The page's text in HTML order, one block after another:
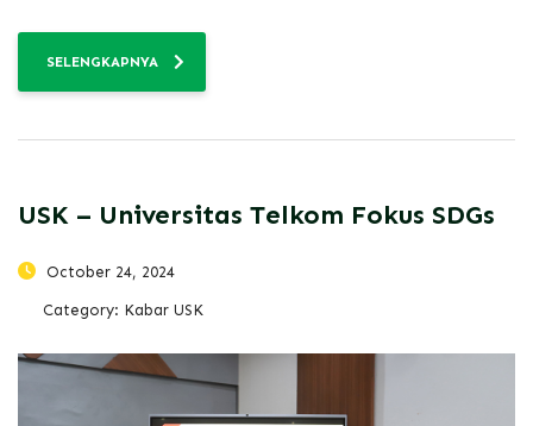
SELENGKAPNYA
USK – Universitas Telkom Fokus SDGs
October 24, 2024
Category: Kabar USK